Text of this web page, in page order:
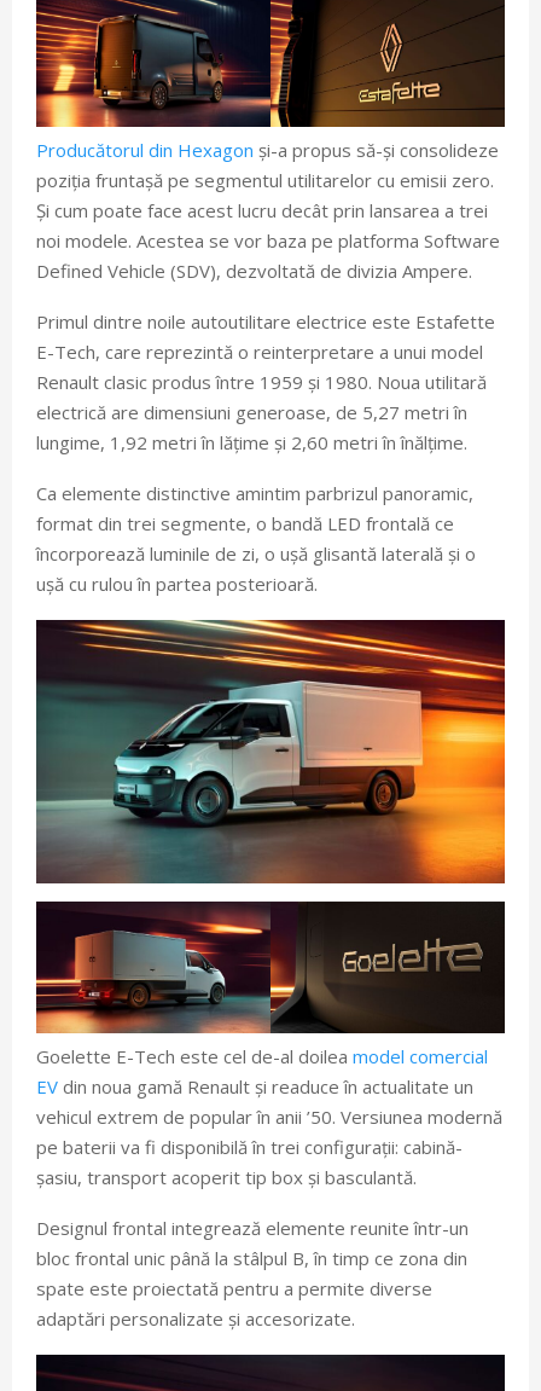
Producătorul din Hexagon și-a propus să-și consolideze
poziția fruntașă pe segmentul utilitarelor cu emisii zero.
Și cum poate face acest lucru decât prin lansarea a trei
noi modele. Acestea se vor baza pe platforma Software
Defined Vehicle (SDV), dezvoltată de divizia Ampere.
Primul dintre noile autoutilitare electrice este Estafette
E-Tech, care reprezintă o reinterpretare a unui model
Renault clasic produs între 1959 și 1980. Noua utilitară
electrică are dimensiuni generoase, de 5,27 metri în
lungime, 1,92 metri în lățime și 2,60 metri în înălțime.
Ca elemente distinctive amintim parbrizul panoramic,
format din trei segmente, o bandă LED frontală ce
încorporează luminile de zi, o ușă glisantă laterală și o
ușă cu rulou în partea posterioară.
Goelette E-Tech este cel de-al doilea model comercial
EV din noua gamă Renault și readuce în actualitate un
vehicul extrem de popular în anii ’50. Versiunea modernă
pe baterii va fi disponibilă în trei configurații: cabină-
șasiu, transport acoperit tip box și basculantă.
Designul frontal integrează elemente reunite într-un
bloc frontal unic până la stâlpul B, în timp ce zona din
spate este proiectată pentru a permite diverse
adaptări personalizate și accesorizate.